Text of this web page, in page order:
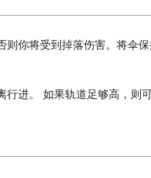
则你将受到掉落伤害。将伞
行进。 如果轨道足够高，则